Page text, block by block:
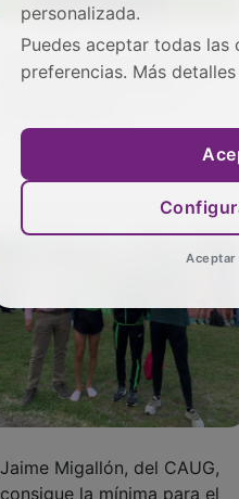
Jaime Migallón, campeón
de España sub-23 de
Jaime Migallón, del CAUG,
consigue la mínima para el
personalizada.
Puedes aceptar todas
preferencias. Más